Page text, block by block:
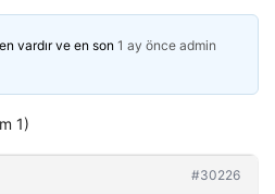
vardır ve en son 1 ay önce admin
1)
#30226